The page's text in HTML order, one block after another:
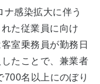
感染拡大に伴う
た従業員に向け
室乗務員が勤務日
たことで、兼業者
名以上にのぼり